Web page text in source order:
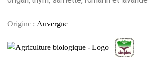
(1 avis)
Origine : Auvergne